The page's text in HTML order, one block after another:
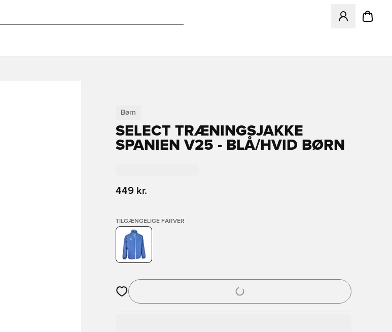
Åbner en
Børn
SELECT TRÆNINGSJAKKE
SPANIEN V25 - BLÅ/HVID BØRN
449 kr.
TILGÆNGELIGE FARVER
Åbner en Modal til at logge ind eller tilmelde dig som medlem